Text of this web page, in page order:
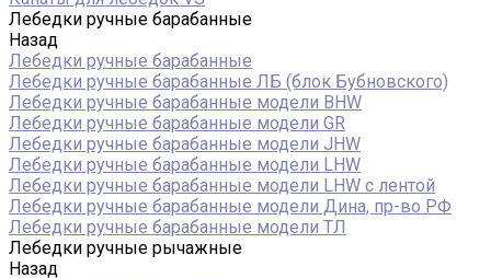
Лебедки ручные барабанные
Назад
Лебедки ручные барабанные
Лебедки ручные барабанные ЛБ (блок Бубновского)
Лебедки ручные барабанные модели BHW
Лебедки ручные барабанные модели GR
Лебедки ручные барабанные модели JHW
Лебедки ручные барабанные модели LHW
Лебедки ручные барабанные модели LHW c лентой
Лебедки ручные барабанные модели Дина, пр-во РФ
Лебедки ручные барабанные модели ТЛ
Лебедки ручные рычажные
Назад